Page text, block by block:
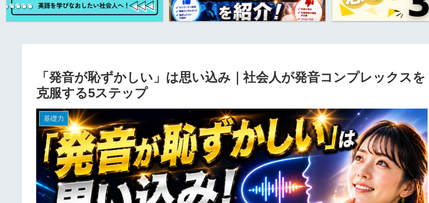
「発音が恥ずかしい」は思い込み｜社会人が発音コンプレックスを
克服する5ステップ
基礎力